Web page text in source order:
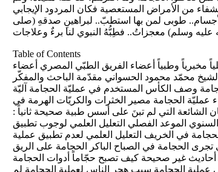
من الأمراض المستعصية فكان المردود الإيجابي
والأجسام.. طوبى لمن بها استطبّ.. لبراهينِ صدقهِ (صلى
Table of Contents
مخبرياً وطبياً أعضاء الفريق الطبّي المصري أعضاء
محمّد محمود الحسواني مقدّمة الباحث والمفكّر
وصف الكأس المستخدم في عمليّة الحجامة آليّة
عمليّة الحجامة مصير الخثرات والكريّات الهرمة في
الشائعة التي لم تبنَ على أسس طبية صحيحة ثانياً :
الموعد الفصلي التعليل العلمي لوجوب تطبيق
في الخريف التعليل العلمي لعدم تطبيق عملية
الحجامة في الصباح الباكر الحجامة على الريق
أحاديث غير صحيحة كيف تصبح حجّاماً أدوات الحجامة
عملية الحجامة سبب هجر الناس لعملية الحجامة لم